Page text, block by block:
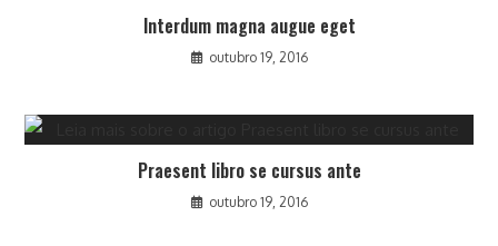
Interdum magna augue eget
outubro 19, 2016
Praesent libro se cursus ante
outubro 19, 2016